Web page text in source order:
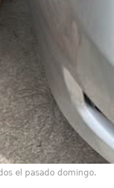
el pasado domingo.